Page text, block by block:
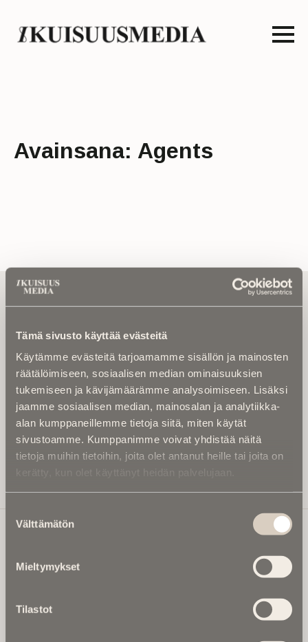
Tämä sivusto käyttää evästeitä
Käytämme evästeitä tarjoamamme sisällön ja mainosten
räätälöimiseen, sosiaalisen median ominaisuuksien
tukemiseen ja kävijämäärämme analysoimiseen. Lisäksi
jaamme sosiaalisen median, mainosalan ja analytiikka-
alan kumppaneillemme tietoja siitä, miten käytät
sivustoamme. Kumppanimme voivat yhdistää näitä
tietoja muihin tietoihin, joita olet antanut heille tai joita on
kerätty, kun olet käyttänyt heidän palvelujaan.
valinta
Välttämätön
Mieltymykset
Tilastot
Avainsana: Agents
Tilaa uutiskirje - Pääset heti parhaiden
artikkelien pariin!
Kirjoita alle sähköpostiosoitteesi niin saat kaksi kertaa
etteivät kiinnostavat artikkelit jää huomaamatta.
Uutiskirje on maksuton eikä se velvoita mihinkään.
Kirjoita tähän sähköpostiosoite, johon haluat uutiskirjeen
tulevan:
Tilaa Uutiskirje
Ikuisuusmedia
valtakunnallinen mediabrändi. Julkaisemme uusimmat
kuolinuutiset ja kuolintiedot.